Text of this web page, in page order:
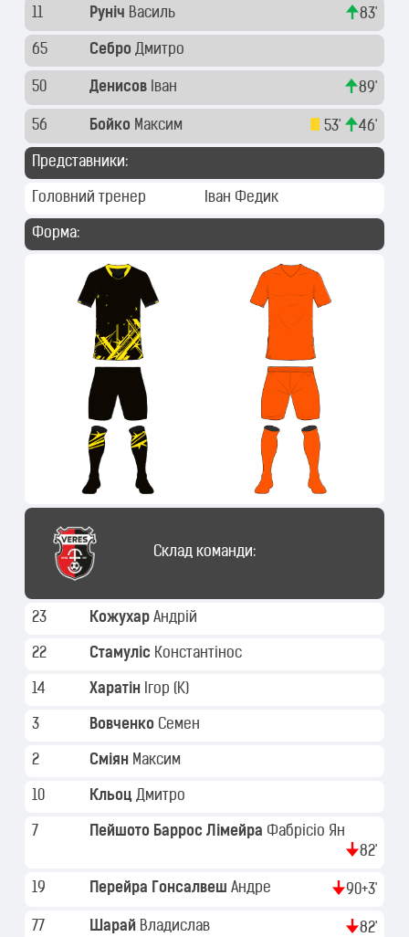
11 Руніч Василь 83'
65 Себро Дмитро
50 Денисов Іван 89'
56 Бойко Максим 53' 46'
Представники:
Головний тренер Іван Федик
Форма:
Склад команди:
23 Кожухар Андрій
22 Стамуліс Константінос
14 Харатін Ігор (K)
3 Вовченко Семен
2 Сміян Максим
10 Кльоц Дмитро
7 Пейшото Баррос Лімейра Фабрісіо Ян
82'
19 Перейра Гонсалвеш Андре 90+3'
77 Шарай Владислав 82'